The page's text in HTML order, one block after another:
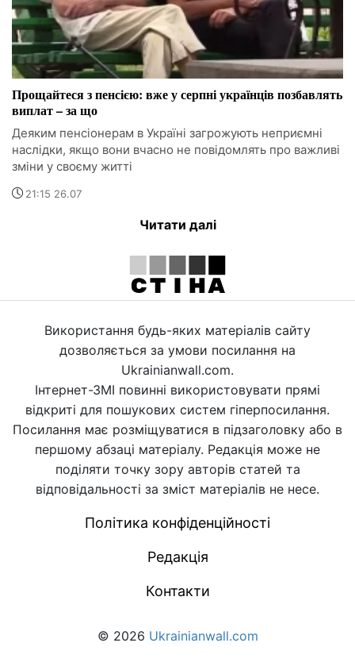
Прощайтеся з пенсією: вже у серпні українців позбавлять
виплат – за що
Деяким пенсіонерам в Україні загрожують неприємні
наслідки, якщо вони вчасно не повідомлять про важливі
зміни у своєму житті
21:15 26.07
Читати далі
Використання будь-яких матеріалів сайту
дозволяється за умови посилання на
Ukrainianwall.com.
Інтернет-ЗМІ повинні використовувати прямі
відкриті для пошукових систем гіперпосилання.
Посилання має розміщуватися в підзаголовку або в
першому абзаці матеріалу. Редакція може не
поділяти точку зору авторів статей та
відповідальності за зміст матеріалів не несе.
Політика конфіденційності
Редакція
Контакти
© 2026 Ukrainianwall.com